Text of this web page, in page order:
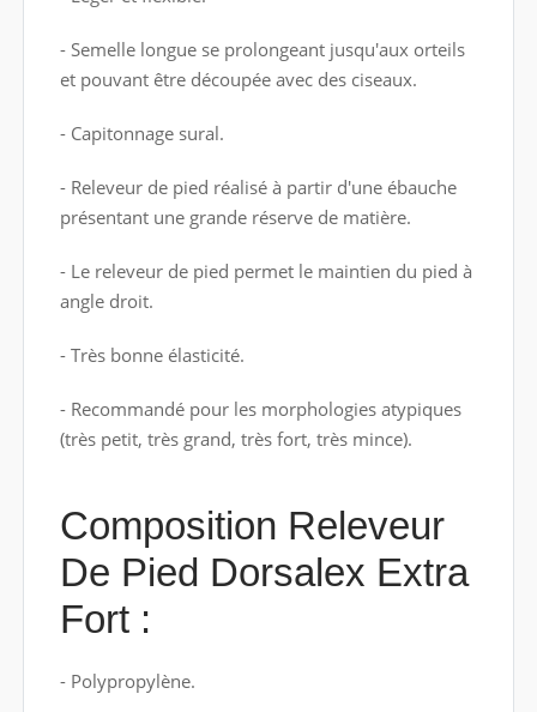
- Semelle longue se prolongeant jusqu'aux orteils
et pouvant être découpée avec des ciseaux.
- Capitonnage sural.
- Releveur de pied réalisé à partir d'une ébauche
présentant une grande réserve de matière.
- Le releveur de pied permet le maintien du pied à
angle droit.
- Très bonne élasticité.
- Recommandé pour les morphologies atypiques
(très petit, très grand, très fort, très mince).
Composition Releveur
De Pied Dorsalex Extra
Fort :
- Polypropylène.